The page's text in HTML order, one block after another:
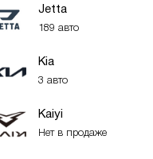
Jetta
189 авто
Kia
3 авто
Kaiyi
Нет в продаже